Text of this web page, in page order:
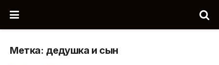
Метка: дедушка и сын